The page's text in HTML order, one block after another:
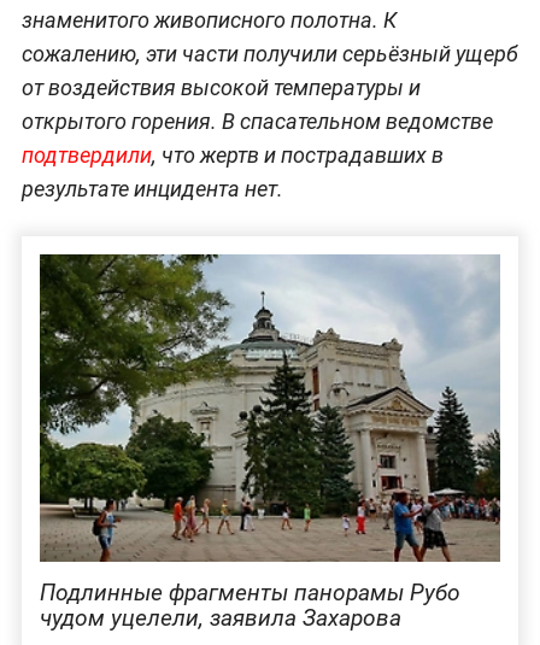
знаменитого живописного полотна. К
сожалению, эти части получили серьёзный ущерб
от воздействия высокой температуры и
открытого горения. В спасательном ведомстве
подтвердили, что жертв и пострадавших в
результате инцидента нет.
Подлинные фрагменты панорамы Рубо
чудом уцелели, заявила Захарова